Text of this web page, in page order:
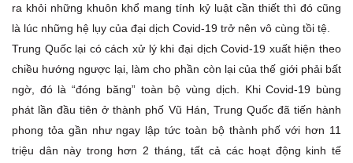
ra khỏi những khuôn khổ mang tính kỷ luật cần thiết thì đó cũng
là lúc những hệ lụy của đại dịch Covid-19 trở nên vô cùng tồi tệ.
Trung Quốc lại có cách xử lý khi đại dịch Covid-19 xuất hiện theo
chiều hướng ngược lại, làm cho phần còn lại của thế giới phải bất
ngờ, đó là “đóng băng” toàn bộ vùng dịch. Khi Covid-19 bùng
phát lần đầu tiên ở thành phố Vũ Hán, Trung Quốc đã tiến hành
phong tỏa gần như ngay lập tức toàn bộ thành phố với hơn 11
triệu dân này trong hơn 2 tháng, tất cả các hoạt động kinh tế